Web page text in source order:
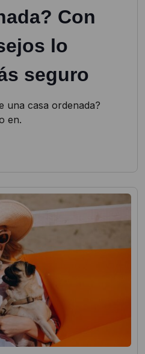
Con
lo
seguro
una casa ordenada?
en.